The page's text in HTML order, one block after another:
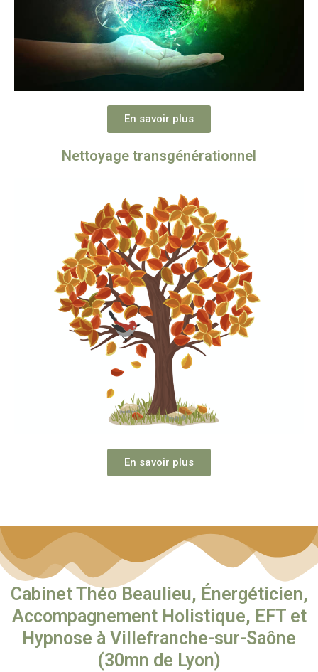
En savoir plus
Nettoyage transgénérationnel
En savoir plus
Cabinet Théo Beaulieu, Énergéticien,
Accompagnement Holistique, EFT et
Hypnose à Villefranche-sur-Saône
(30mn de Lyon)